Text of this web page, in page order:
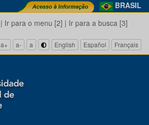
BRASIL
| Ir para o menu [2] | Ir para a busca [3]
a+ a- a English Español Français